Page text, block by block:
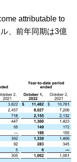
attributable to
、前年同期は3億